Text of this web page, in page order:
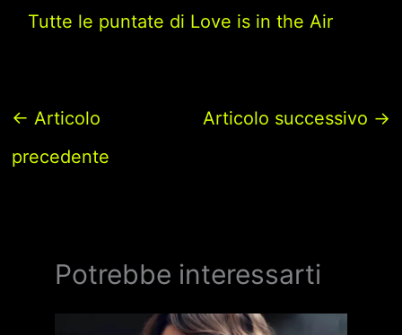
Tutte le puntate di Love is in the Air
← Articolo
precedente
Articolo successivo →
Potrebbe interessarti